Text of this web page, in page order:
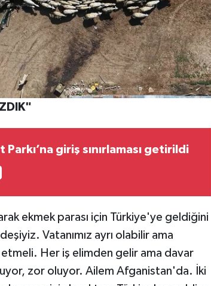
giriş sınırlaması getirildi
ekmek parası için Türkiye'ye geldiğini
Vatanımız ayrı olabilir ama
Her iş elimden gelir ama davar
zor oluyor. Ailem Afganistan'da. İki